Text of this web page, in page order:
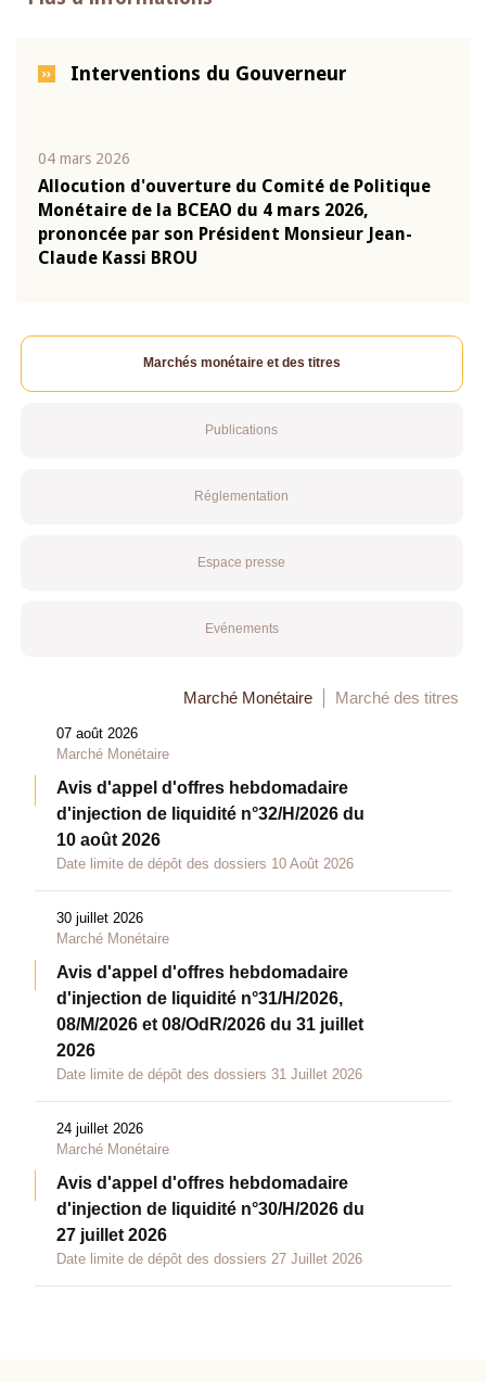
Interventions du Gouverneur
04 mars 2026
Allocution d'ouverture du Comité de Politique
Monétaire de la BCEAO du 4 mars 2026,
prononcée par son Président Monsieur Jean-
Claude Kassi BROU
Marchés monétaire et des titres
Publications
Réglementation
Espace presse
Evénements
Marché Monétaire Marché des titres
07 août 2026
Marché Monétaire
Avis d'appel d'offres hebdomadaire
d'injection de liquidité n°32/H/2026 du
10 août 2026
Date limite de dépôt des dossiers 10 Août 2026
30 juillet 2026
Marché Monétaire
Avis d'appel d'offres hebdomadaire
d'injection de liquidité n°31/H/2026,
08/M/2026 et 08/OdR/2026 du 31 juillet
2026
Date limite de dépôt des dossiers 31 Juillet 2026
24 juillet 2026
Marché Monétaire
Avis d'appel d'offres hebdomadaire
d'injection de liquidité n°30/H/2026 du
27 juillet 2026
Date limite de dépôt des dossiers 27 Juillet 2026